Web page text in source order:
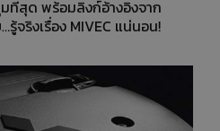
ที่สุด พร้อมลิงก์อ้างอิงจาก
จริงเรื่อง MIVEC แน่นอน!